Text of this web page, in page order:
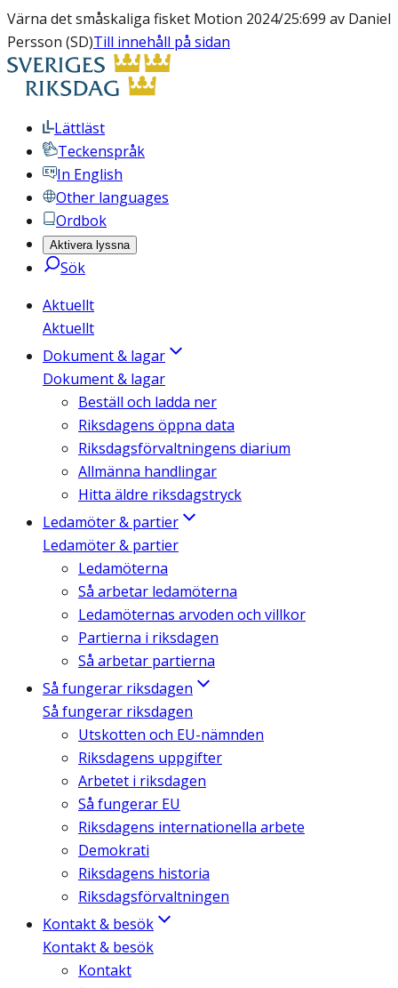
Värna det småskaliga fisket Motion 2024/25:699 av Daniel
Persson (SD)Till innehåll på sidan
Lättläst
Teckenspråk
In English
Other languages
Ordbok
Aktivera lyssna
Sök
Aktuellt
Aktuellt
Dokument & lagar
Dokument & lagar
Beställ och ladda ner
Riksdagens öppna data
Riksdagsförvaltningens diarium
Allmänna handlingar
Hitta äldre riksdagstryck
Ledamöter & partier
Ledamöter & partier
Ledamöterna
Så arbetar ledamöterna
Ledamöternas arvoden och villkor
Partierna i riksdagen
Så arbetar partierna
Så fungerar riksdagen
Så fungerar riksdagen
Utskotten och EU-nämnden
Riksdagens uppgifter
Arbetet i riksdagen
Så fungerar EU
Riksdagens internationella arbete
Demokrati
Riksdagens historia
Riksdagsförvaltningen
Kontakt & besök
Kontakt & besök
Kontakt